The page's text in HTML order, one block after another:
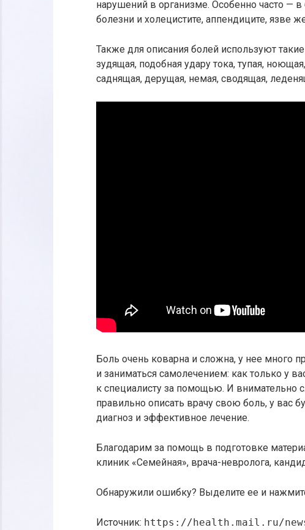
нарушений в организме. Особенно часто —
болезни и холецистите, аппендиците, язве
Также для описания болей используют
зудящая, подобная удару тока, тупая,
саднящая, дерущая, немая, сводящая,
Боль очень коварна и сложна, у нее много
и заниматься самолечением: как только у
к специалисту за помощью. И внимательно
правильно описать врачу свою боль, у вас
диагноз и эффективное лечение.
Благодарим за помощь в подготовке
клиник «Семейная», врача-невролога,
Обнаружили ошибку? Выделите ее и
Источник: https://health.mail.ru/